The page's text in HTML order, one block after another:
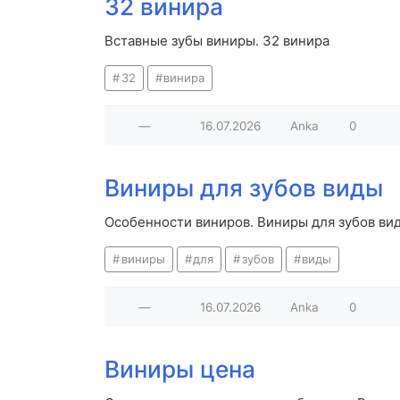
32 винира
Вставные зубы виниры. 32 винира
32 винира
— 16.07.2026 Anka 0
Виниры для зубов виды
Особенности виниров. Виниры для зубов
виниры для зубов виды
— 16.07.2026 Anka 0
Виниры цена